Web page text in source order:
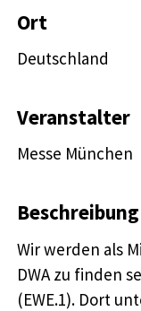
Ort
Deutschland
Veranstalter
Messe München
Beschreibung
Wir werden als
DWA zu finden
(EWE.1). Dort